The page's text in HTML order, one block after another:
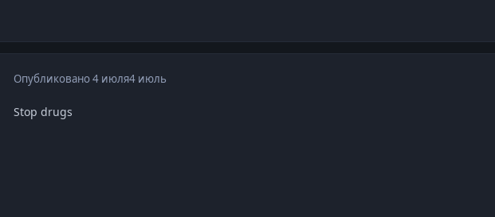
Опубликовано4 июля4 июль
Stop drugs